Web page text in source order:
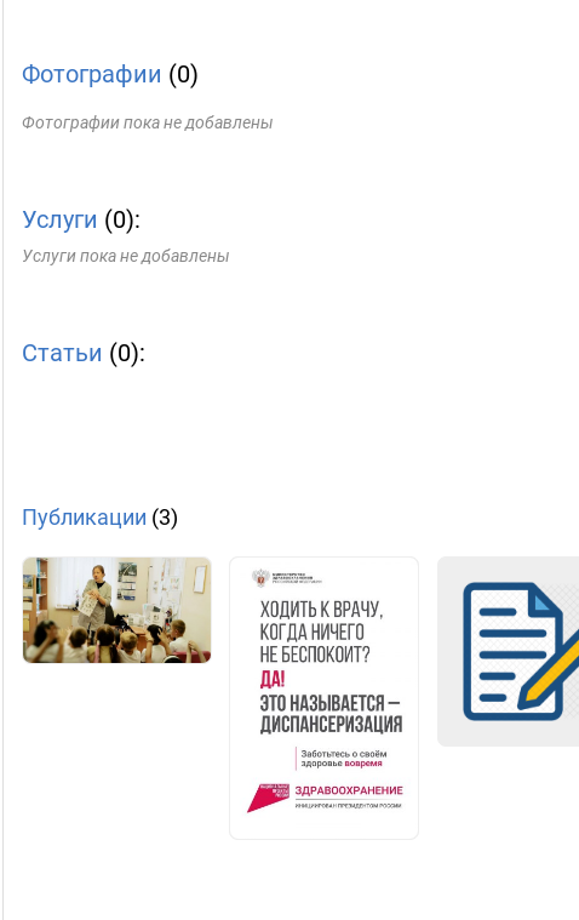
Фотографии (0)
Фотографии пока не добавлены
Услуги (0):
Услуги пока не добавлены
Статьи (0):
Публикации (3)